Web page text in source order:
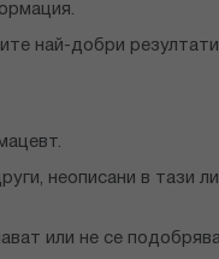
най-добри
неописани в тази
или не се